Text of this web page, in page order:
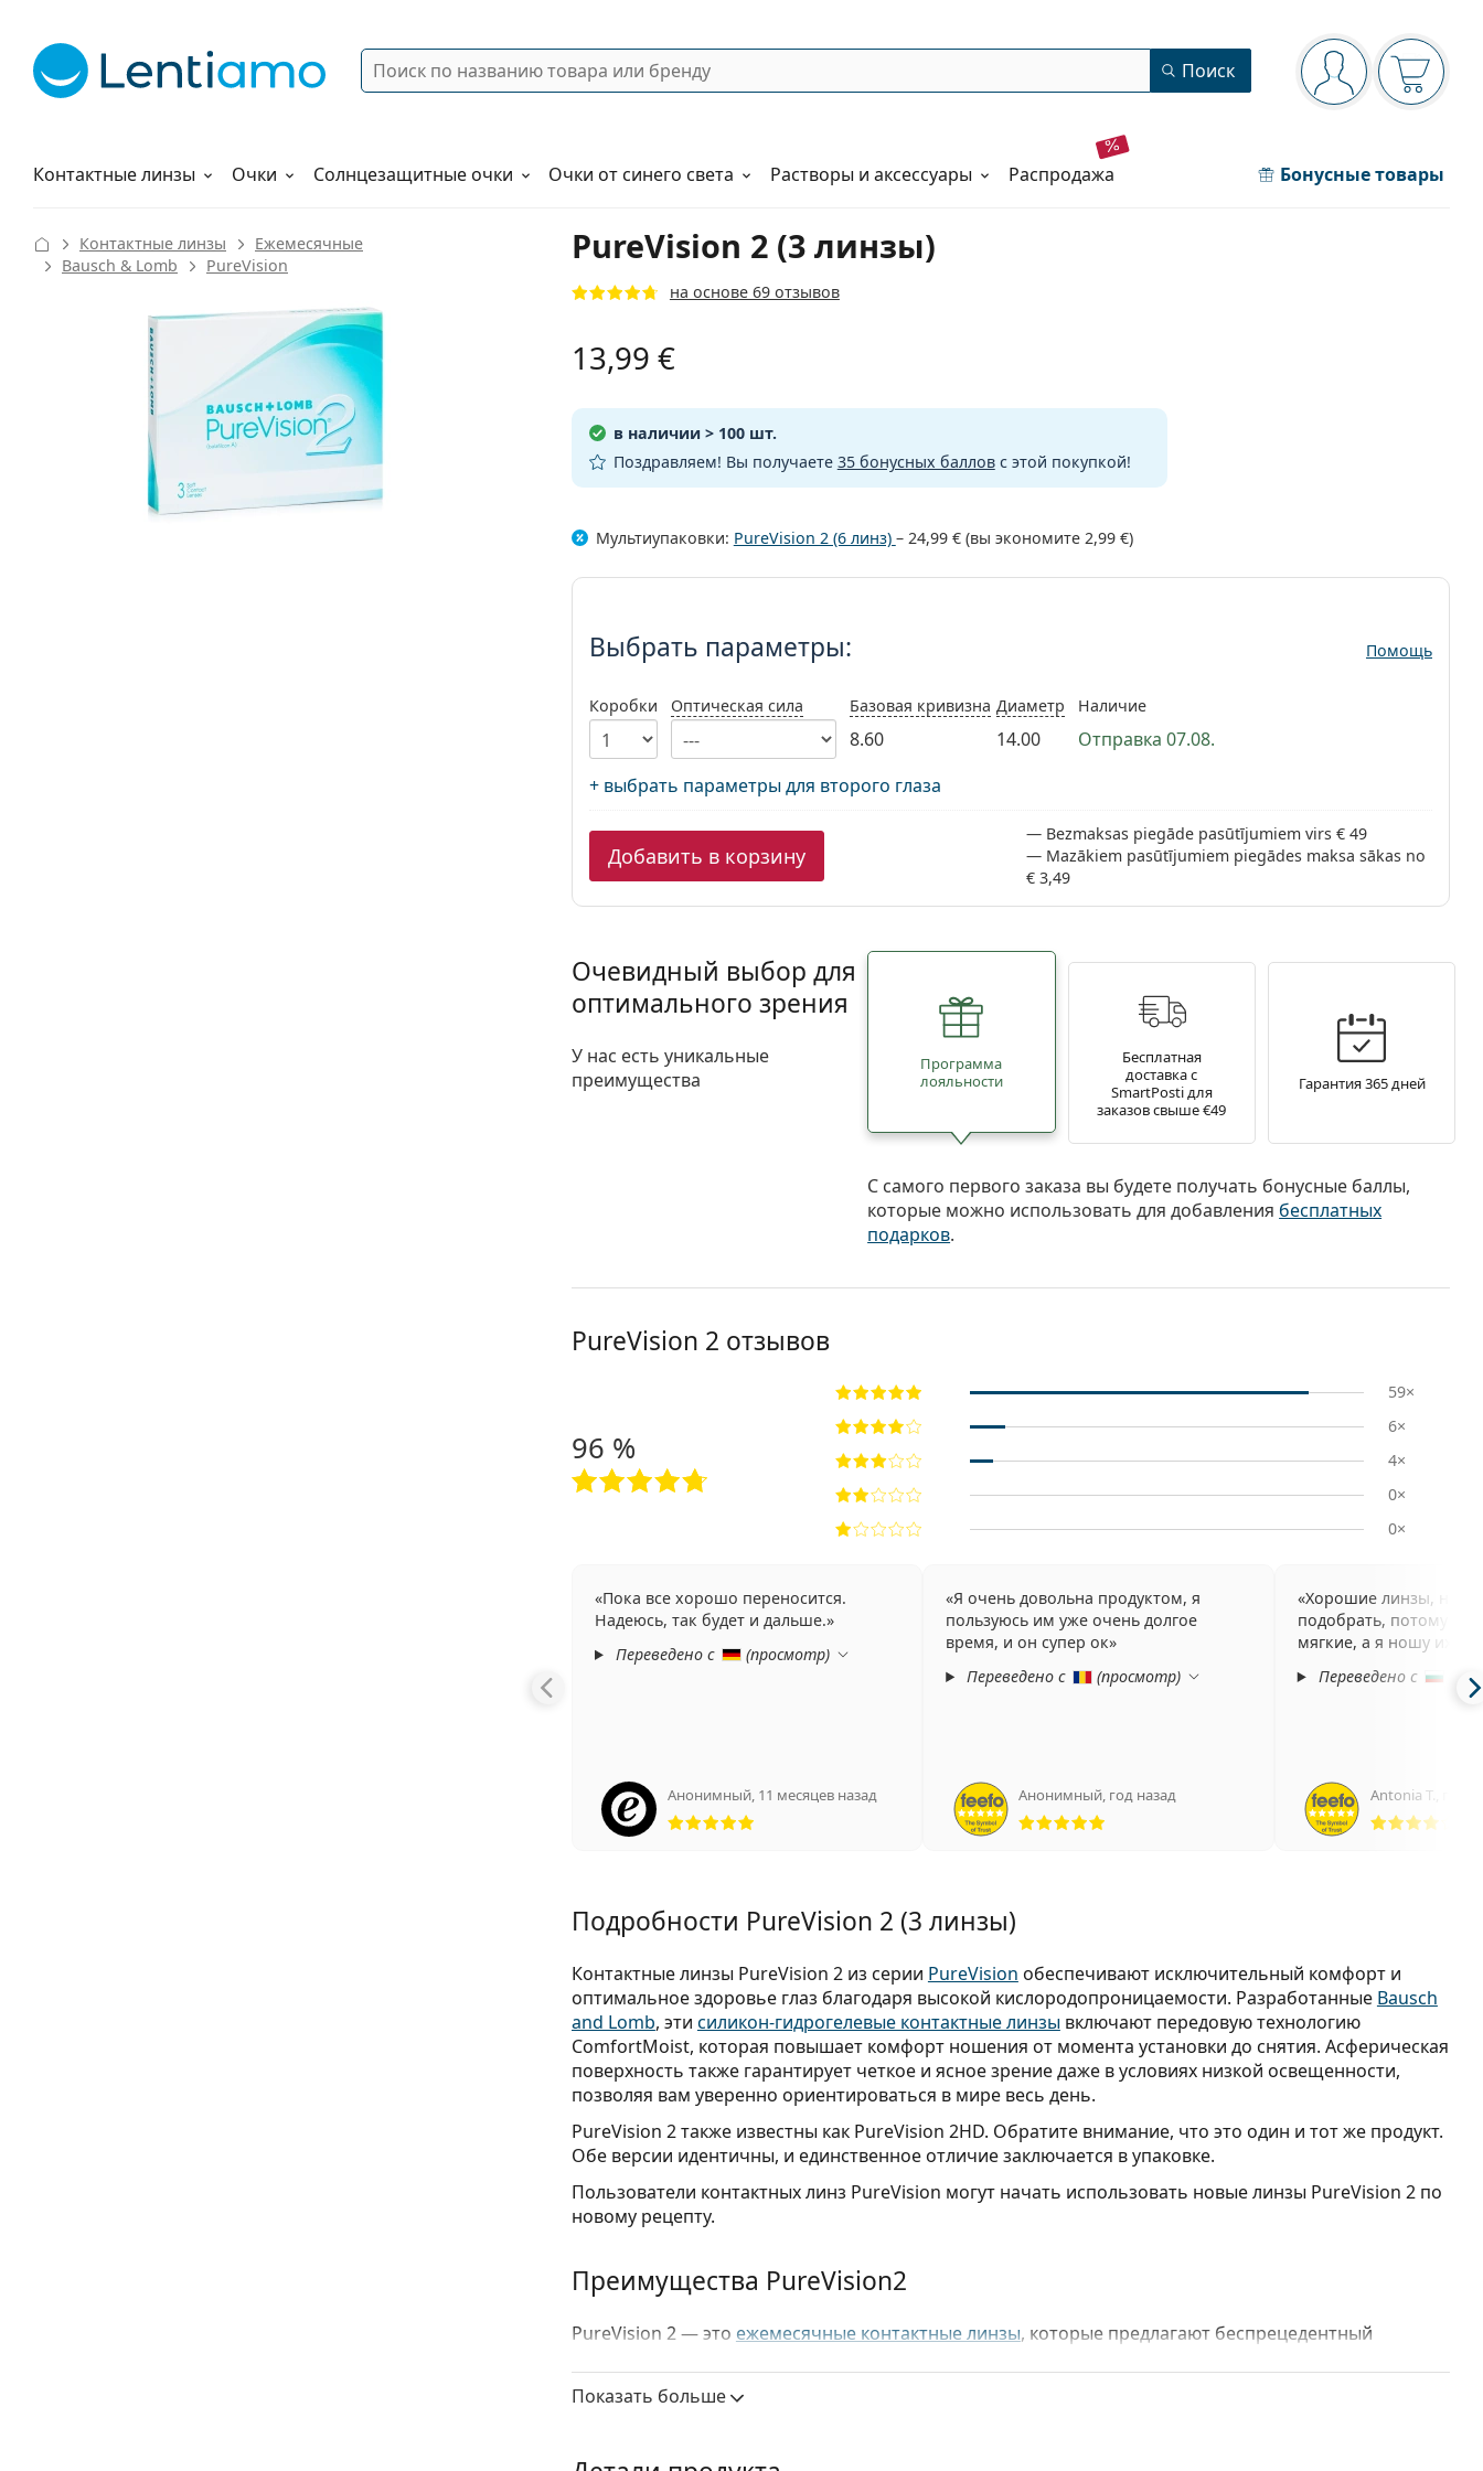
Панель навигации
Вы вошли вВаша
Поиск Поиск
Контактные линзы
Растворы Очки Солнцезащитные очки Очки от синего света Растворы и аксессуары распродажа Бонусные товары
Как заказать
PureVision 2 (3 линзы)
на основе 69 отзывов
Контактные линзы
Ежемесячные
Bausch & Lomb
PureVision
13,99 €
в наличии > 100 шт.
Поздравляем! Вы получаете 35 бонусных балловс этой покупкой!
Мультиупаковки: PureVision 2 (6 линз) – 24,99 €(вы экономите 2,99 €)
Выбрать параметры:
Выбрать параметры: Помощь
Коробки Оптическая сила Базовая кривизна
8.60
Диаметр
14.00
Наличие
Отправка 07.08.
+ выбрать параметры для второго глаза
Добавить в корзину
Bezmaksas piegāde pasūtījumiem virs € 49
Mazākiem pasūtījumiem piegādes maksa sākas no
€ 3,49
Очевидный выбор для
оптимального зрения
У нас есть уникальные
преимущества
Программа
лояльности
Бесплатная
доставка с
SmartPosti для
заказов свыше €49
Гарантия 365 дней
С самого первого заказа вы будете получать бонусные баллы,
которые можно использовать для добавления бесплатных
подарков.
PureVision 2 отзывов
96 %
59×
6×
4×
0×
0×
Пока все хорошо переносится.
Надеюсь, так будет и дальше.
Переведено с
(просмотр)
Анонимный, 11 месяцев назад
Рейтинг 5 из 5
Я очень довольна продуктом, я
пользуюсь им уже очень долгое
время, и он супер ок
Переведено с
(просмотр)
Анонимный, год назад
Рейтинг 5 из 5
Хорошие линзы, но
подобрать, потому
мягкие, а я ношу их
Переведено с
Antonia T.
Подробности PureVision 2 (3 линзы)
Контактные линзы PureVision 2 из серии PureVision обеспечивают исключительный комфорт и
оптимальное здоровье глаз благодаря высокой кислородопроницаемости. Разработанные Bausch
and Lomb, эти силикон-гидрогелевые контактные линзывключают передовую технологию
ComfortMoist, которая повышает комфорт ношения от момента установки до снятия. Асферическая
поверхность также гарантирует четкое и ясное зрение даже в условиях низкой освещенности,
позволяя вам уверенно ориентироваться в мире весь день.
PureVision 2 также известны как PureVision 2HD. Обратите внимание, что это один и тот же продукт.
Обе версии идентичны, и единственное отличие заключается в упаковке.
Пользователи контактных линз PureVision могут начать использовать новые линзы PureVision 2 по
новому рецепту.
Преимущества PureVision2
PureVision 2 — это ежемесячные контактные линзы, которые предлагают беспрецедентный
Комфорт в течение всего дня
Показать больше